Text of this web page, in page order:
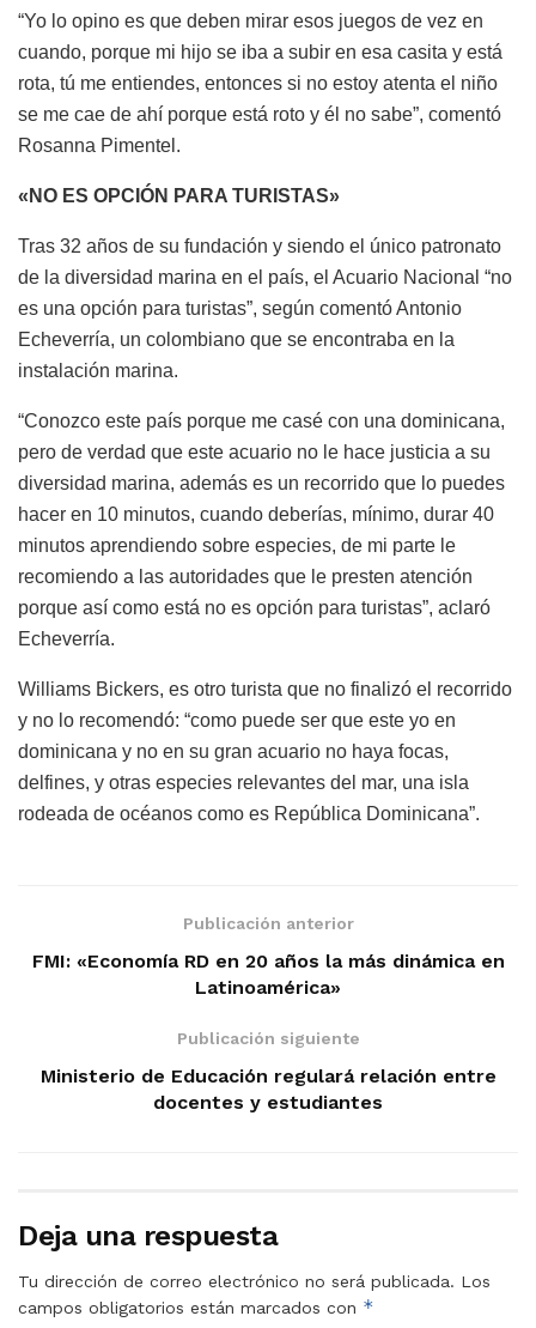
“Yo lo opino es que deben mirar esos juegos de vez en
cuando, porque mi hijo se iba a subir en esa casita y está
rota, tú me entiendes, entonces si no estoy atenta el niño
se me cae de ahí porque está roto y él no sabe”, comentó
Rosanna Pimentel.
«NO ES OPCIÓN PARA TURISTAS»
Tras 32 años de su fundación y siendo el único patronato
de la diversidad marina en el país, el Acuario Nacional “no
es una opción para turistas”, según comentó Antonio
Echeverría, un colombiano que se encontraba en la
instalación marina.
“Conozco este país porque me casé con una dominicana,
pero de verdad que este acuario no le hace justicia a su
diversidad marina, además es un recorrido que lo puedes
hacer en 10 minutos, cuando deberías, mínimo, durar 40
minutos aprendiendo sobre especies, de mi parte le
recomiendo a las autoridades que le presten atención
porque así como está no es opción para turistas”, aclaró
Echeverría.
Williams Bickers, es otro turista que no finalizó el recorrido
y no lo recomendó: “como puede ser que este yo en
dominicana y no en su gran acuario no haya focas,
delfines, y otras especies relevantes del mar, una isla
rodeada de océanos como es República Dominicana”.
Publicación anterior
FMI: «Economía RD en 20 años la más dinámica en
Latinoamérica»
Publicación siguiente
Ministerio de Educación regulará relación entre
docentes y estudiantes
Deja una respuesta
Tu dirección de correo electrónico no será publicada. Los
campos obligatorios están marcados con *